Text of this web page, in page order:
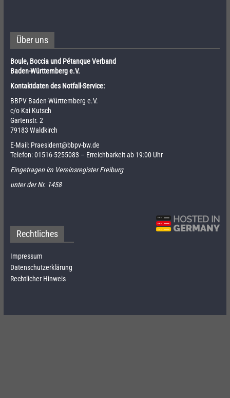
Über uns
Boule, Boccia und Pétanque Verband
Baden-Württemberg e.V.
Kontaktdaten des Notfall-Service:
BBPV Baden-Württemberg e.V.
c/o Kai Kutsch
Gartenstr. 2
79183 Waldkirch
E-Mail: Praesident@bbpv-bw.de
Telefon:01516-5255083 – Erreichbarkeit ab 19:00 Uhr
Eingetragen im Vereinsregister Freiburg
unter der Nr. 1458
Rechtliches
Impressum
Datenschutzerklärung
Rechtlicher Hinweis